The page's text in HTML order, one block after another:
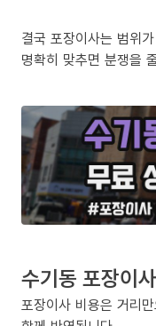
결국 포장이사는 범위
명확히 맞추면 분쟁을
수기동 포장이
포장이사 비용은 거리